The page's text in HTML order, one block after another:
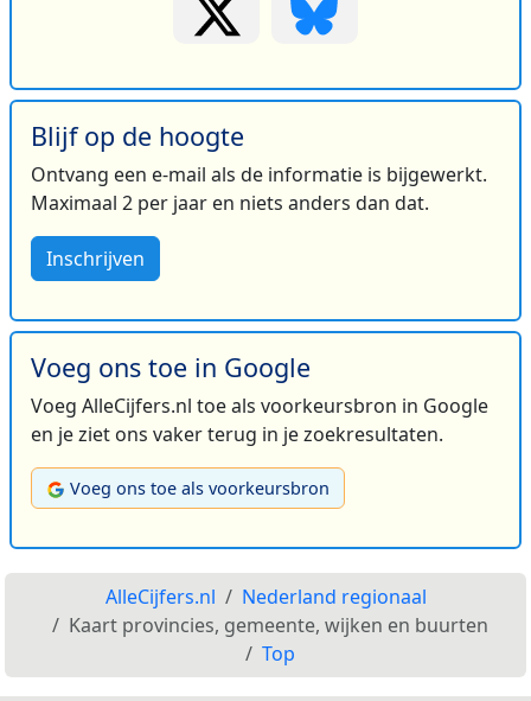
Blijf op de hoogte
Ontvang een e-mail als de informatie is bijgewerkt.
Maximaal 2 per jaar en niets anders dan dat.
Inschrijven
Voeg ons toe in Google
Voeg AlleCijfers.nl toe als voorkeursbron in Google
en je ziet ons vaker terug in je zoekresultaten.
Voeg ons toe als voorkeursbron
AlleCijfers.nl
Nederland regionaal
Kaart provincies, gemeente, wijken en buurten
Top